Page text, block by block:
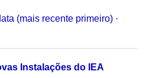
(mais recente primeiro) ·
Instalações do IEA